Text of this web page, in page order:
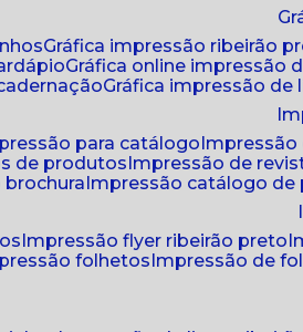
gráfica impressão ribeirão
gráfica online impressão
gráfica impressão de
para catálogo
de produtos impressão de
impressão catálogo de
impressão flyer ribeirão preto
folhetos impressão de